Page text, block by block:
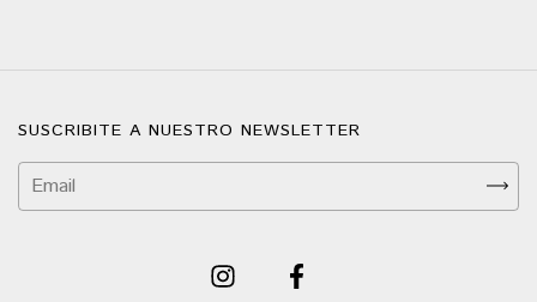
SUSCRIBITE A NUESTRO NEWSLETTER